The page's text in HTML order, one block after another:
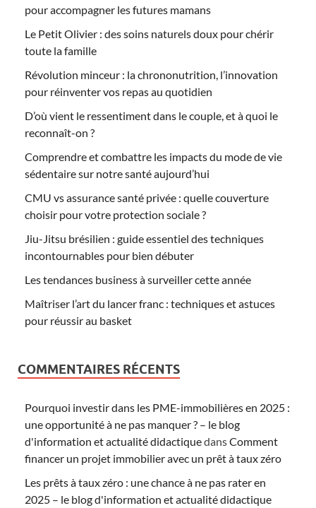
pour accompagner les futures mamans
Le Petit Olivier : des soins naturels doux pour chérir
toute la famille
Révolution minceur : la chrononutrition, l’innovation
pour réinventer vos repas au quotidien
D’où vient le ressentiment dans le couple, et à quoi le
reconnaît-on ?
Comprendre et combattre les impacts du mode de vie
sédentaire sur notre santé aujourd’hui
CMU vs assurance santé privée : quelle couverture
choisir pour votre protection sociale ?
Jiu-Jitsu brésilien : guide essentiel des techniques
incontournables pour bien débuter
Les tendances business à surveiller cette année
Maîtriser l’art du lancer franc : techniques et astuces
pour réussir au basket
COMMENTAIRES RÉCENTS
Pourquoi investir dans les PME-immobilières en 2025 :
une opportunité à ne pas manquer ? – le blog
d'information et actualité didactiquedansComment
financer un projet immobilier avec un prêt à taux zéro
Les prêts à taux zéro : une chance à ne pas rater en
2025 – le blog d'information et actualité didactique